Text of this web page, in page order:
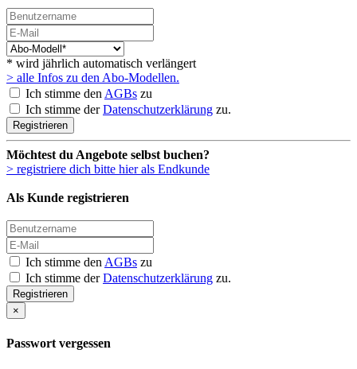
* wird jährlich automatisch verlängert
> alle Infos zu den Abo-Modellen.
Ich stimme den AGBs zu
Ich stimme derDatenschutzerklärung zu.
Registrieren
Möchtest du Angebote selbst buchen?
> registriere dich bitte hier als Endkunde
Als Kunde registrieren
Ich stimme denAGBs zu
Ich stimme derDatenschutzerklärung zu.
Registrieren
×
Passwort vergessen